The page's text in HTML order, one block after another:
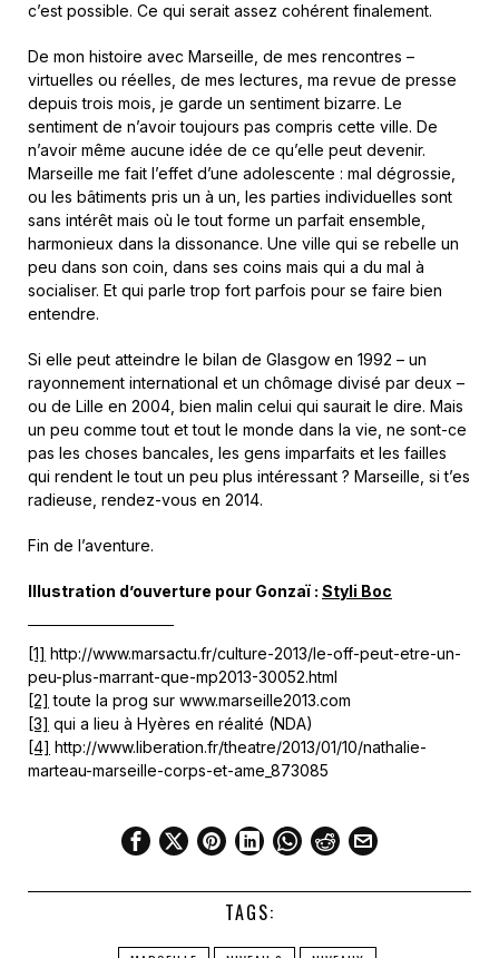
c’est possible. Ce qui serait assez cohérent finalement.
De mon histoire avec Marseille, de mes rencontres –
virtuelles ou réelles, de mes lectures, ma revue de presse
depuis trois mois, je garde un sentiment bizarre. Le
sentiment de n’avoir toujours pas compris cette ville. De
n’avoir même aucune idée de ce qu’elle peut devenir.
Marseille me fait l’effet d’une adolescente : mal dégrossie,
ou les bâtiments pris un à un, les parties individuelles sont
sans intérêt mais où le tout forme un parfait ensemble,
harmonieux dans la dissonance. Une ville qui se rebelle un
peu dans son coin, dans ses coins mais qui a du mal à
socialiser. Et qui parle trop fort parfois pour se faire bien
entendre.
Si elle peut atteindre le bilan de Glasgow en 1992 – un
rayonnement international et un chômage divisé par deux –
ou de Lille en 2004, bien malin celui qui saurait le dire. Mais
un peu comme tout et tout le monde dans la vie, ne sont-ce
pas les choses bancales, les gens imparfaits et les failles
qui rendent le tout un peu plus intéressant ? Marseille, si t’es
radieuse, rendez-vous en 2014.
Fin de l’aventure.
Illustration d’ouverture pour Gonzaï : Styli Boc
[1] http://www.marsactu.fr/culture-2013/le-off-peut-etre-un-
peu-plus-marrant-que-mp2013-30052.html
[2] toute la prog sur www.marseille2013.com
[3] qui a lieu à Hyères en réalité (NDA)
[4] http://www.liberation.fr/theatre/2013/01/10/nathalie-
marteau-marseille-corps-et-ame_873085
TAGS: